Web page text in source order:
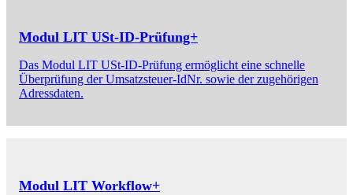
Modul LIT USt-ID-Prüfung+
Das Modul LIT USt-ID-Prüfung ermöglicht eine schnelle
Überprüfung der Umsatzsteuer-IdNr. sowie der zugehörigen
Adressdaten.
Modul LIT Workflow+